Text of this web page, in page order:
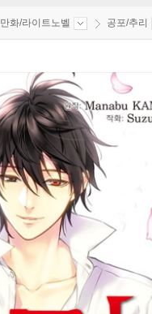
만화/라이트노벨 공포/추리